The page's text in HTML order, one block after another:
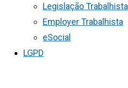
Legislação Trabalhista
Employer Trabalhista
eSocial
LGPD